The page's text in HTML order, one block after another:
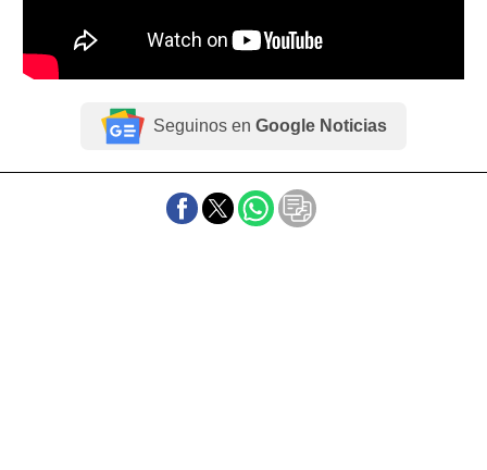
Seguinos en Google Noticias